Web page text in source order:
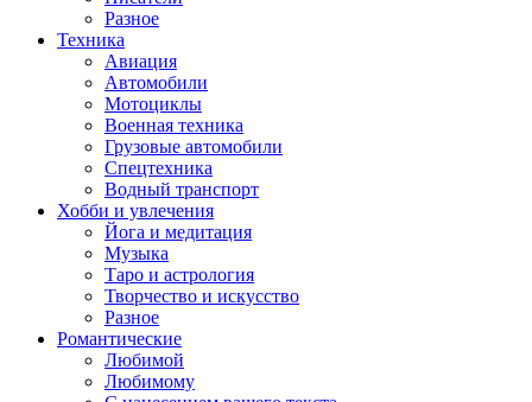
Разное
Техника
Авиация
Автомобили
Мотоциклы
Военная техника
Грузовые автомобили
Спецтехника
Водный транспорт
Хобби и увлечения
Йога и медитация
Музыка
Таро и астрология
Творчество и искусство
Разное
Романтические
Любимой
Любимому